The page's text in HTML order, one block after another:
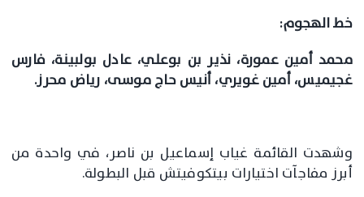
خط الهجوم:
محمد أمين عمورة، نذير بن بوعلي، عادل بولبينة، فارس
غجيميس، أمين غويري، أنيس حاج موسى، رياض محرز.
وشهدت القائمة غياب إسماعيل بن ناصر، في واحدة من
أبرز مفاجآت اختيارات بيتكوفيتش قبل البطولة.